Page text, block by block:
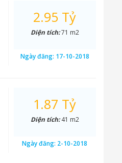
2.95 Tỷ
Diện tích:71 m2
Ngày đăng: 17-10-2018
1.87 Tỷ
Diện tích:41 m2
Ngày đăng: 2-10-2018